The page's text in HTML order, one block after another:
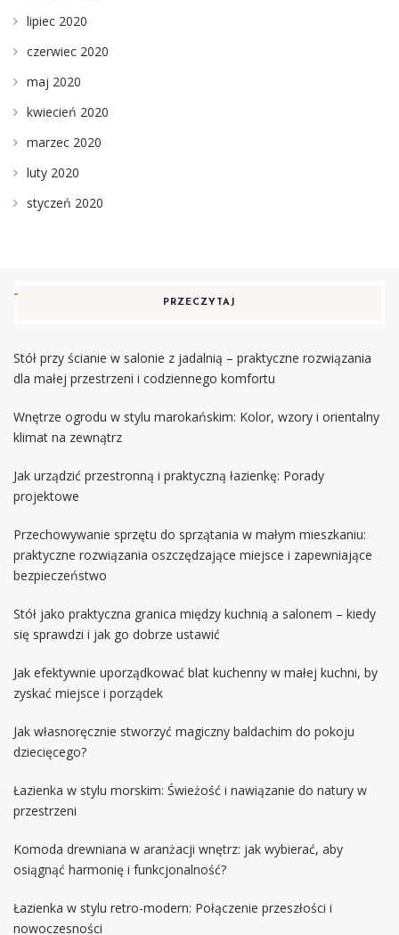
lipiec 2020
czerwiec 2020
maj 2020
kwiecień 2020
marzec 2020
luty 2020
styczeń 2020
PRZECZYTAJ
Stół przy ścianie w salonie z jadalnią – praktyczne rozwiązania
dla małej przestrzeni i codziennego komfortu
Wnętrze ogrodu w stylu marokańskim: Kolor, wzory i orientalny
klimat na zewnątrz
Jak urządzić przestronną i praktyczną łazienkę: Porady
projektowe
Przechowywanie sprzętu do sprzątania w małym mieszkaniu:
praktyczne rozwiązania oszczędzające miejsce i zapewniające
bezpieczeństwo
Stół jako praktyczna granica między kuchnią a salonem – kiedy
się sprawdzi i jak go dobrze ustawić
Jak efektywnie uporządkować blat kuchenny w małej kuchni, by
zyskać miejsce i porządek
Jak własnoręcznie stworzyć magiczny baldachim do pokoju
dziecięcego?
Łazienka w stylu morskim: Świeżość i nawiązanie do natury w
przestrzeni
Komoda drewniana w aranżacji wnętrz: jak wybierać, aby
osiągnąć harmonię i funkcjonalność?
Łazienka w stylu retro-modern: Połączenie przeszłości i
nowoczesności